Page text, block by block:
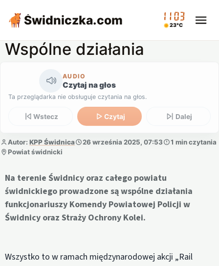
Świdniczka.com 11:03
23°C
Wspólne działania
AUDIO
Czytaj na głos
Ta przeglądarka nie obsługuje czytania na głos.
Wstecz Czytaj Dalej
Autor: KPP Świdnica 26 września 2025, 07:53
1 min czytania
Powiat świdnicki
Na terenie Świdnicy oraz całego powiatu
świdnickiego prowadzone są wspólne działania
funkcjonariuszy Komendy Powiatowej Policji w
Świdnicy oraz Straży Ochrony Kolei.
Wszystko to w ramach międzynarodowej akcji „Rail